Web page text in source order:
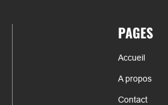
PAGES
Accueil
A propos
Contact